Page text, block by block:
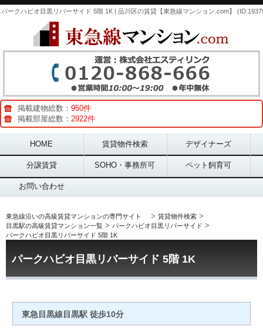
パークハビオ目黒リバーサイド 5階 1K | 品川区の賃貸【東急線マンション.com】
掲載建物総数： 950件
掲載部屋総数： 2922件
Main menu
HOME 賃貸物件検索 デザイナーズ
分譲賃貸 SOHO・事務所可 ペット飼育可
お問い合わせ
東急線沿いの高級賃貸マンションの専門サイト > 賃貸物件検索 >
目黒駅の高級賃貸マンション一覧 > パークハビオ目黒リバーサイド >
パークハビオ目黒リバーサイド 5階 1K
パークハビオ目黒リバーサイド 5階 1K
東急目黒線目黒駅 徒歩10分